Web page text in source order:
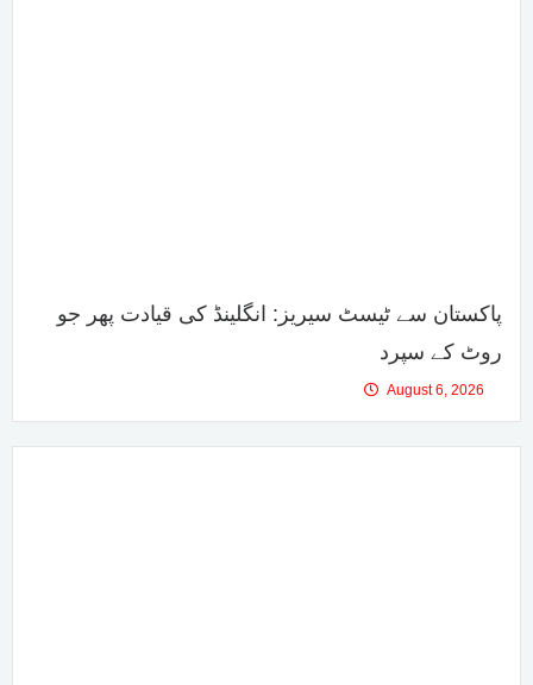
پاکستان سے ٹیسٹ سیریز: انگلینڈ کی قیادت پھر جو
روٹ کے سپرد
August 6, 2026